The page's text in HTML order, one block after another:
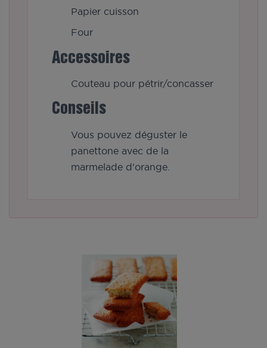
Papier cuisson
Four
Accessoires
Couteau pour pétrir/concasser
Conseils
Vous pouvez déguster le
panettone avec de la
marmelade d'orange.